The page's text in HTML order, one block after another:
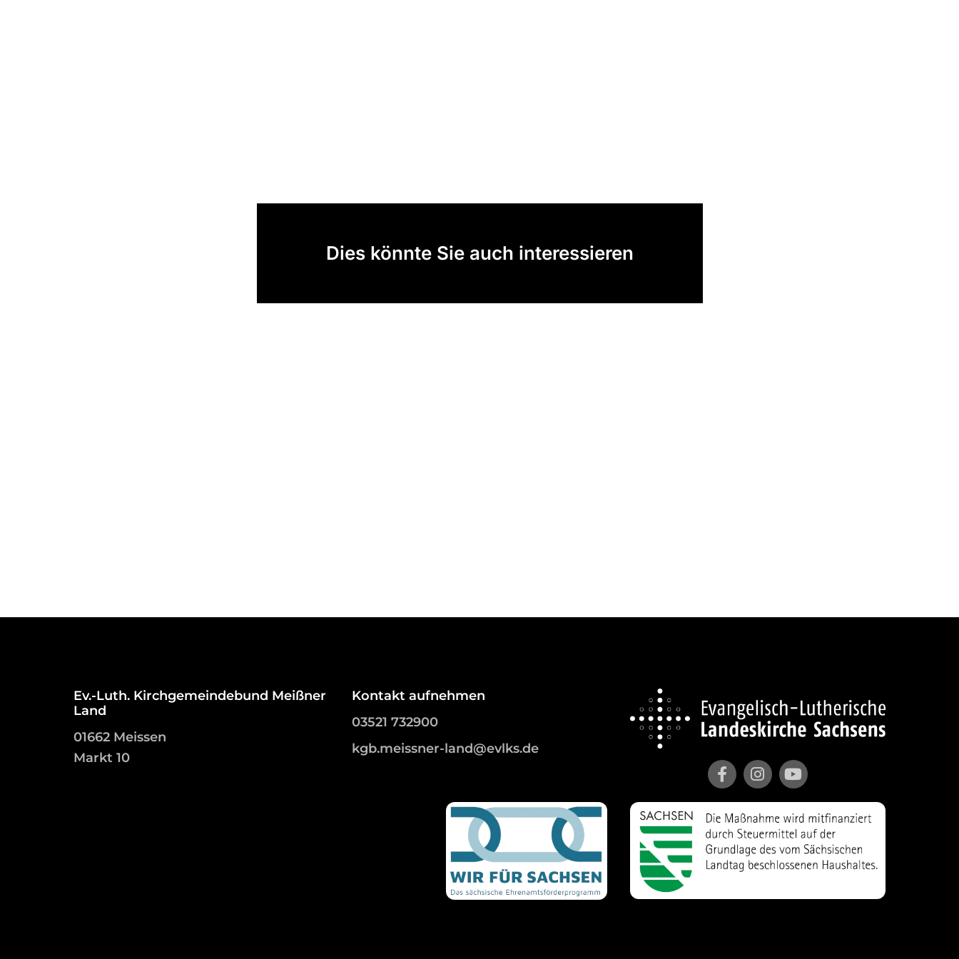
Dies könnte Sie auch interessieren
Ev.-Luth. Kirchgemeindebund Meißner
Land
01662 Meissen
Markt 10
Kontakt aufnehmen
03521 732900
kgb.meissner-land@evlks.de